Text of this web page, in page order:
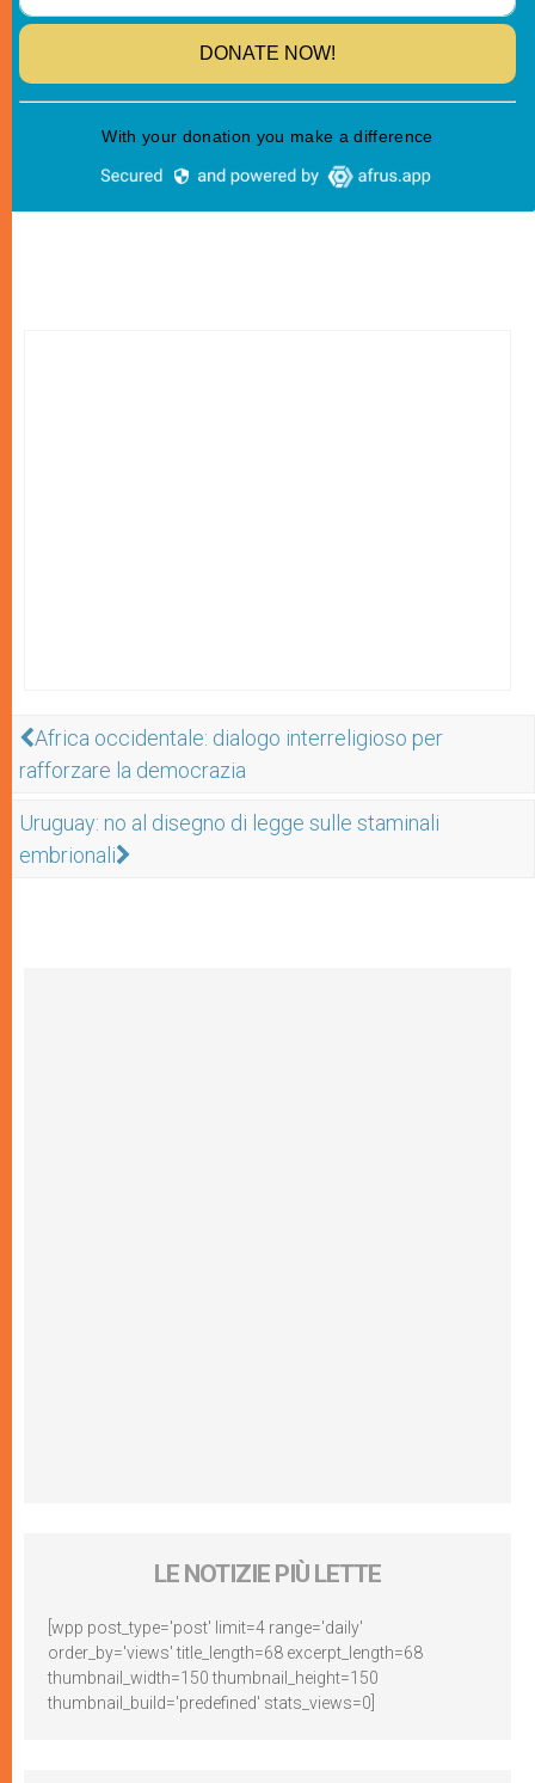
Africa occidentale: dialogo interreligioso per
rafforzare la democrazia
Uruguay: no al disegno di legge sulle staminali
embrionali
LE NOTIZIE PIÙ LETTE
[wpp post_type='post' limit=4 range='daily'
order_by='views' title_length=68 excerpt_length=68
thumbnail_width=150 thumbnail_height=150
thumbnail_build='predefined' stats_views=0]